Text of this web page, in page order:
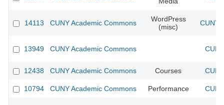
14113 CUNY Academic Commons
WordPress
(misc)
CUNY
13949 CUNY Academic Commons
12438 CUNY Academic Commons Courses
10794 CUNY Academic Commons Performance